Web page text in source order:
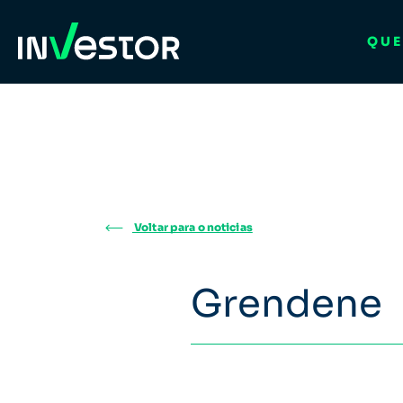
Voltar para o noticias
Grendene